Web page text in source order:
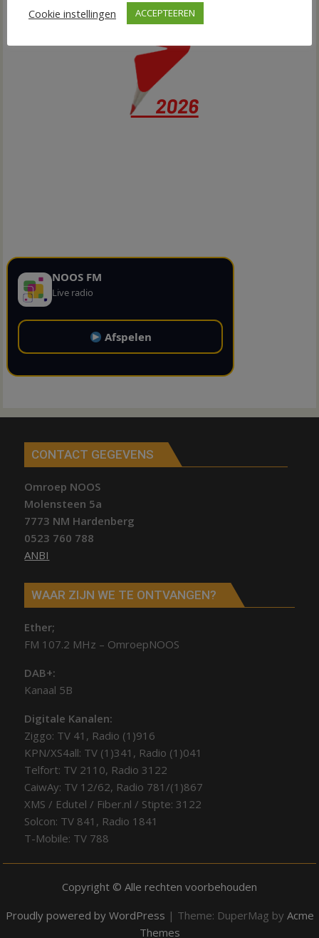
NOOS FM
Live radio
Afspelen
CONTACT GEGEVENS
Omroep NOOS
Molensteen 5a
7773 NM Hardenberg
0523 760 788
ANBI
WAAR ZIJN WE TE ONTVANGEN?
Ether;
FM 107.2 MHz – OmroepNOOS
DAB+:
Kanaal 5B
Digitale Kanalen:
Ziggo: TV 41, Radio (1)916
KPN/XS4all: TV (1)341, Radio (1)041
Telfort: TV 2110, Radio 3122
CaiwAy: TV 12/62, Radio 781/(1)867
XMS / Edutel / Fiber.nl / Stipte: 3122
Solcon: TV 841, Radio 1841
T-Mobile: TV 788
Copyright © Alle rechten voorbehouden
Proudly powered by WordPress | Theme: DuperMag by Acme
Themes
Cookie instellingen
ACCEPTEEREN